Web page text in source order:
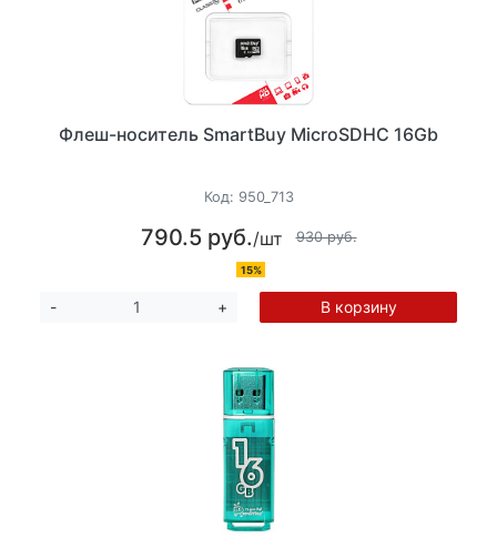
Флеш-носитель SmartBuy MicroSDHC 16Gb
Код: 950_713
790.5 руб./шт 930 руб.
15%
- + В корзину